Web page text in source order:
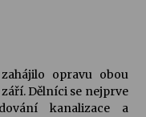
opravu obou
Dělníci se nejprve
kanalizace a